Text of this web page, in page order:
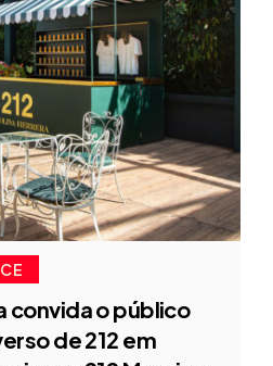
convida o público
de 212 em